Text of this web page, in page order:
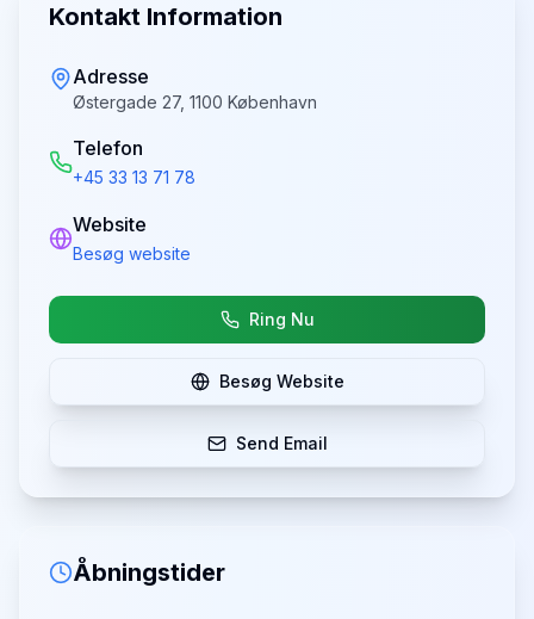
Kontakt Information
Adresse
Østergade 27, 1100 København
Telefon
+45 33 13 71 78
Website
Besøg website
Ring Nu
Besøg Website
Send Email
Åbningstider